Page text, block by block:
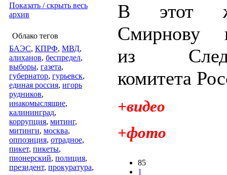
Показать / скрыть весь
архив
Облако тегов
БАЭС, КПРФ, МВД,
алиханов, беспредел,
выборы, газета,
губернатор, гурьевск,
единая россия, игорь
рудников,
инакомыслящие,
калининград,
коррупция, митинг,
митинги, москва,
оппозиция, отрадное,
пикет, пикеты,
пионерский, полиция,
президент, прокуратура,
В этот
Смирнову
из
комитета
+видео
+фото
85
1